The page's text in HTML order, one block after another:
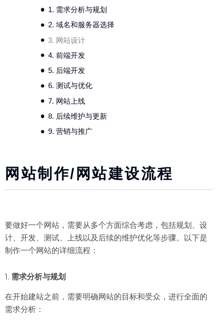
1. 需求分析与规划
2. 域名和服务器选择
3. 网站设计
4. 前端开发
5. 后端开发
6. 测试与优化
7. 网站上线
8. 后续维护与更新
9. 营销与推广
网站制作/网站建设流程
要做好一个网站，需要从多个方面综合考虑，包括规划、设
计、开发、测试、上线以及后续的维护优化等步骤。以下是
制作一个网站的详细流程：
1. 需求分析与规划
在开始建站之前，需要明确网站的目标和受众，进行全面的
需求分析：